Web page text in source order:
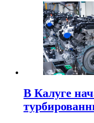
В Калуге